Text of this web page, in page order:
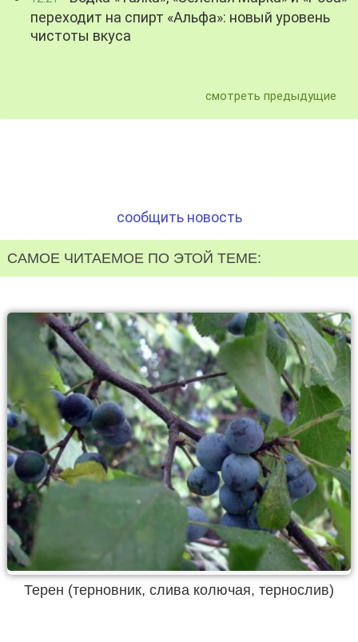
переходит на спирт «Альфа»: новый уровень
чистоты вкуса
смотреть предыдущие
сообщить новость
САМОЕ ЧИТАЕМОЕ ПО ЭТОЙ ТЕМЕ:
Терен (терновник, слива колючая, тернослив)